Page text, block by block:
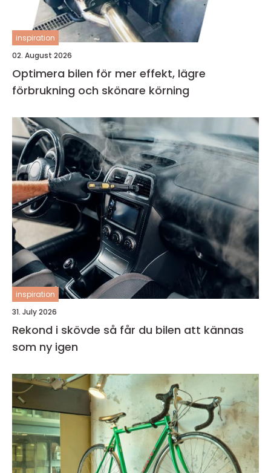
inspiration
02. August 2026
Optimera bilen för mer effekt, lägre
förbrukning och skönare körning
inspiration
31. July 2026
Rekond i skövde så får du bilen att kännas
som ny igen